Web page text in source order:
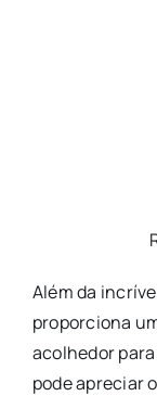
Além da
proporciona
acolhedor
pode apreciar